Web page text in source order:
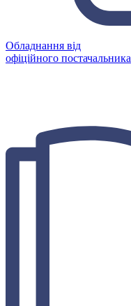
Обладнання від
офіційного постачальника